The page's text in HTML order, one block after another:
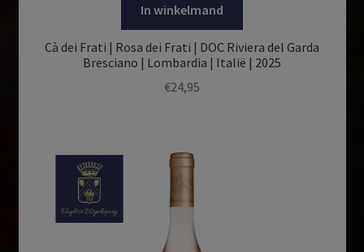
In winkelmand
Cà dei Frati | Rosa dei Frati | DOC Riviera del Garda
Bresciano | Lombardia | Italië | 2025
€24,95